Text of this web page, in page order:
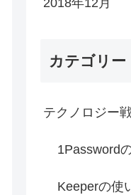
2018年12月
カテゴリー
テクノロジー
1Password
Keeperの使